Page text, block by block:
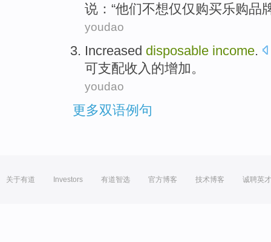
说 ：“他们不想仅仅 购买乐购品
youdao
Increased disposable income.
可支配收入 的增加。
youdao
更多双语例句
关于有道 Investors 有道智选 官方博客 技术博客 诚聘英才